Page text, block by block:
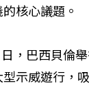
核心議題。
，巴西貝倫
示威遊行，